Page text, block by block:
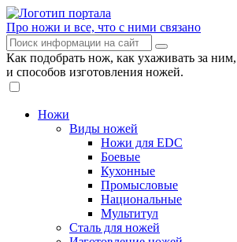
Про ножи и все, что с ними связано
Как подобрать нож, как ухаживать за
и способов изготовления ножей.
Ножи
Виды ножей
Ножи для EDC
Боевые
Кухонные
Промысловые
Национальные
Мультитул
Сталь для ножей